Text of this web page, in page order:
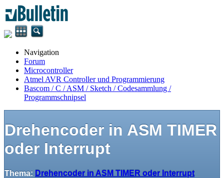
Navigation
Forum
Microcontroller
Atmel AVR Controller und Programmierung
Bascom / C / ASM / Sketch / Codesammlung /
Programmschnipsel
Drehencoder in ASM TIMER
oder Interrupt
Thema: Drehencoder in ASM TIMER oder Interrupt